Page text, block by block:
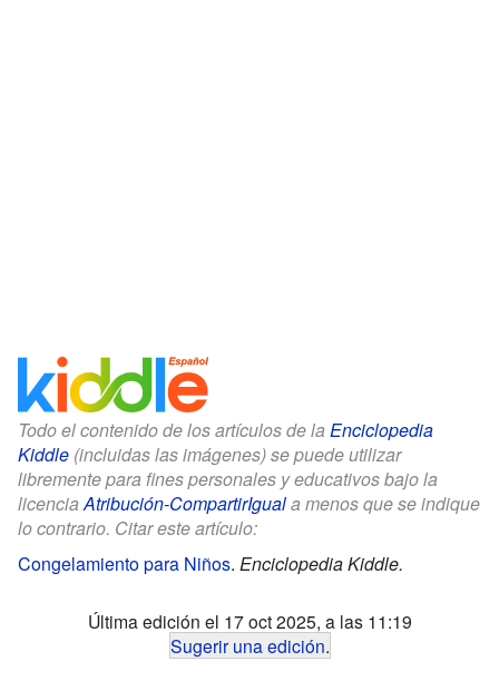
Todo el contenido de los artículos de la Enciclopedia
Kiddle (incluidas las imágenes) se puede utilizar
libremente para fines personales y educativos bajo la
licenciaAtribución-CompartirIguala menos que se indique
lo contrario. Citar este artículo:
Congelamiento para Niños. Enciclopedia Kiddle.
Última edición el 17 oct 2025, a las 11:19
Sugerir una edición.